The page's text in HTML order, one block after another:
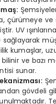
çürümeye ve
UV
kumaşlar,
bilinir ve bazı
sunar.
gövdeli